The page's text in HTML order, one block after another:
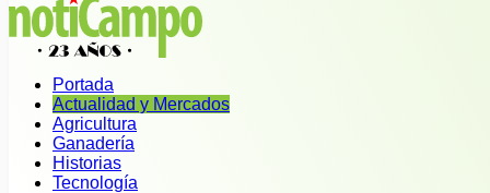
Portada
Actualidad y Mercados
Agricultura
Ganadería
Historias
Tecnología